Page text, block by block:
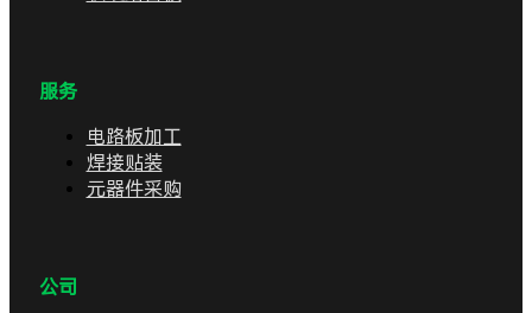
服务
电路板加工
焊接贴装
元器件采购
公司